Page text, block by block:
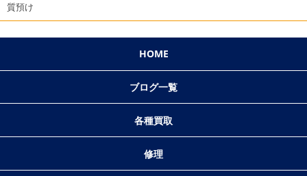
質預け
HOME
ブログ一覧
各種買取
修理